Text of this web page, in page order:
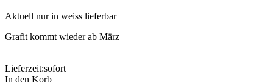
Aktuell nur in weiss lieferbar
Grafit kommt wieder ab März
Lieferzeit:sofort
In den Korb